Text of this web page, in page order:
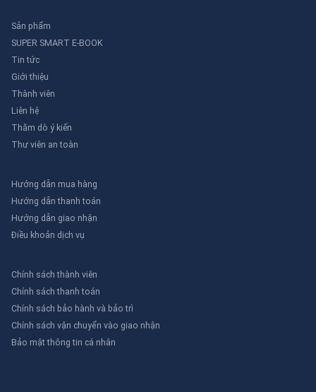
Sản phẩm
SUPER SMART E-BOOK
Tin tức
Giới thiệu
Thành viên
Liên hệ
Thăm dò ý kiến
Thư viên an toàn
Hướng dẫn mua hàng
Hướng dẫn thanh toán
Hướng dẫn giao nhận
Điều khoản dịch vụ
Chính sách thành viên
Chính sách thanh toán
Chính sách bảo hành và bảo trì
Chính sách vận chuyển vào giao nhận
Bảo mật thông tin cá nhân